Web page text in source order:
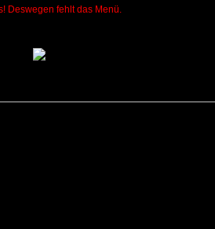
Deswegen fehlt das Menü.